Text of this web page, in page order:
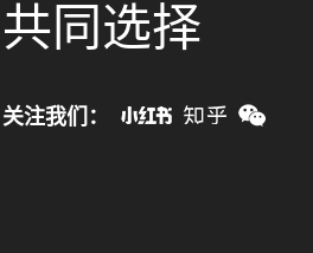
共同选择
关注我们：